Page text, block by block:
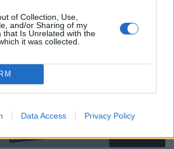
of Collection, Use,
and/or Sharing of my
that Is Unrelated with the
it was collected.
Data Access Privacy Policy